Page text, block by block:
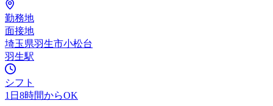
勤務地
面接地
埼玉県羽生市小松台
羽生駅
シフト
1日8時間からOK